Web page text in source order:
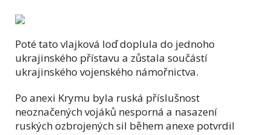
Poté tato vlajková loď doplula do jednoho
ukrajinského přístavu a zůstala součástí
ukrajinského vojenského námořnictva.
Po anexi Krymu byla ruská příslušnost
neoznačených vojáků nesporná a nasazení
ruských ozbrojených sil během anexe potvrdil